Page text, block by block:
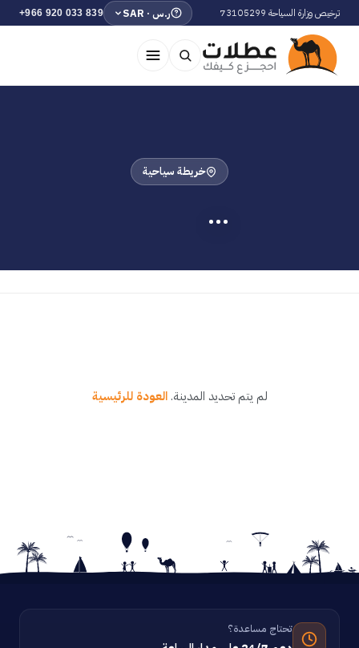
ترخيص وزارة السياحة 73105299 ر.س · SAR +966 920 033 839
خريطة سياحية
…
لم يتم تحديد المدينة.العودة للرئيسية
تحتاج مساعدة؟